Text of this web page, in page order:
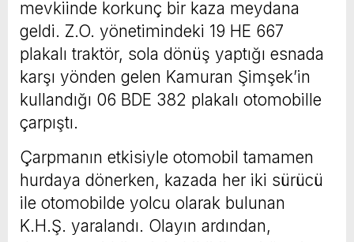
mevkiinde korkunç bir kaza meydana
geldi. Z.O. yönetimindeki 19 HE 667
plakalı traktör, sola dönüş yaptığı esnada
karşı yönden gelen Kamuran Şimşek’in
kullandığı 06 BDE 382 plakalı otomobille
çarpıştı.
Çarpmanın etkisiyle otomobil tamamen
hurdaya dönerken, kazada her iki sürücü
ile otomobilde yolcu olarak bulunan
K.H.Ş. yaralandı. Olayın ardından,